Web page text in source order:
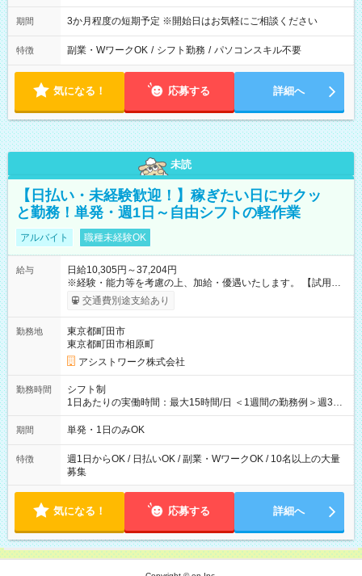
期間 3か月程度の短期予定 ※開始日はお気軽にご相談ください
特徴 副業・WワークOK / シフト勤務 / パソコンスキル不要
気になる！ 応募する 詳細へ
未読
【日払い・未経験歓迎！】稼ぎたい日にサクッ
と勤務！単発・週1日～自由シフトの軽作業
アルバイト 職種未経験OK
給与
日給10,305円～37,204円
※経験・能力等を考慮の上、加給・優遇いたします。 【試用期
間】試用期間なし
交通費別途支給あり
勤務地
東京都町田市
東京都町田市相原町
アシストワーク株式会社
勤務時間
シフト制
1日あたりの実働時間：最大15時間/日 ＜1週間の勤務例＞週3回
勤務 勤務：月・水・金 休み：火・木・土・日 好きな時にお仕事
可能です！ ※1日あたりの最大実働時間は日勤、夜勤共に勤務し
期間 単発・1日のみOK
特徴
週1日からOK / 日払いOK / 副業・WワークOK / 10名以上の大量
募集
気になる！ 応募する 詳細へ